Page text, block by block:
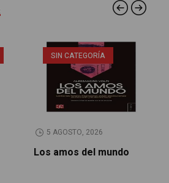
SIN CATEGORÍA
5 AGOSTO, 2026
Los amos del mundo